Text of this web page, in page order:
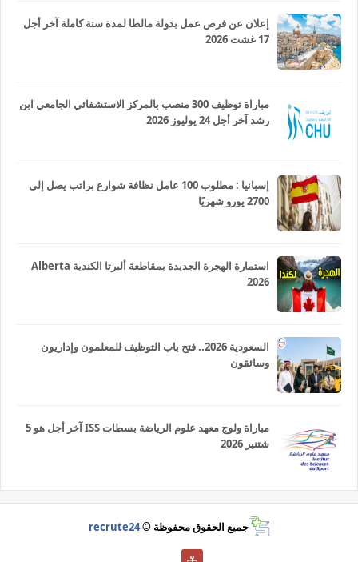
إعلان عن فرص عمل بدولة مالطا لمدة سنة كاملة آخر أجل
17 غشت 2026
مباراة توظيف 300 منصب بالمركز الاستشفائي الجامعي ابن
رشد آخر أجل 24 يوليوز 2026
إسبانيا : مطلوب 100 عامل نظافة شوارع براتب يصل إلى
2700 يورو شهريًا
استمارة الهجرة الجديدة بمقاطعة ألبرتا الكندية Alberta
2026
السعودية 2026.. فتح باب التوظيف للمعلمون وإداريون
وسائقون
مباراة ولوج معهد علوم الرياضة بسطات ISS آخر أجل هو 5
شتنبر 2026
جميع الحقوق محفوظة ©recrute24